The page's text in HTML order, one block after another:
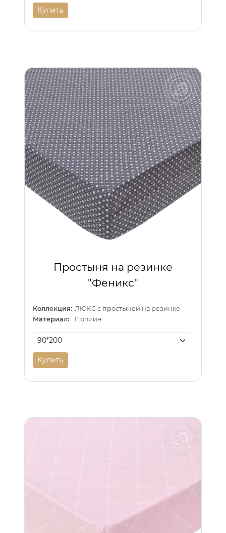
Купить
Простыня на резинке
"Феникс"
Коллекция: ЛЮКС с простыней на резинке
Материал:
Поплин
Купить